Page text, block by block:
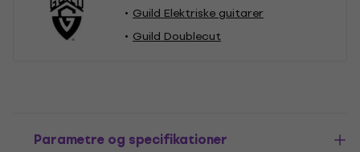
Guild Elektriske guitarer
Guild Doublecut
Parametre og specifikationer